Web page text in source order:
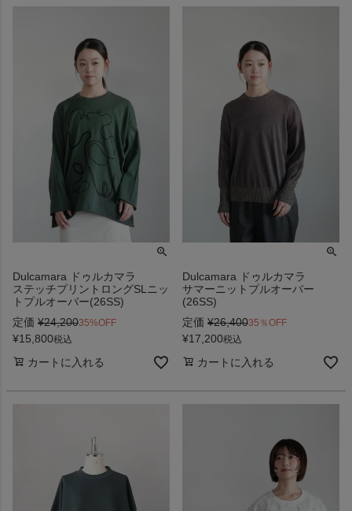
Dulcamara ドゥルカマラ
ステッチプリントロングSLニッ
トプルオーバー(26SS)
定価 ¥24,20035%OFF
¥15,800税込
カートに入れる
Dulcamara ドゥルカマラ
サマーニットプルオーバー
(26SS)
定価 ¥26,40035％OFF
¥17,200税込
カートに入れる